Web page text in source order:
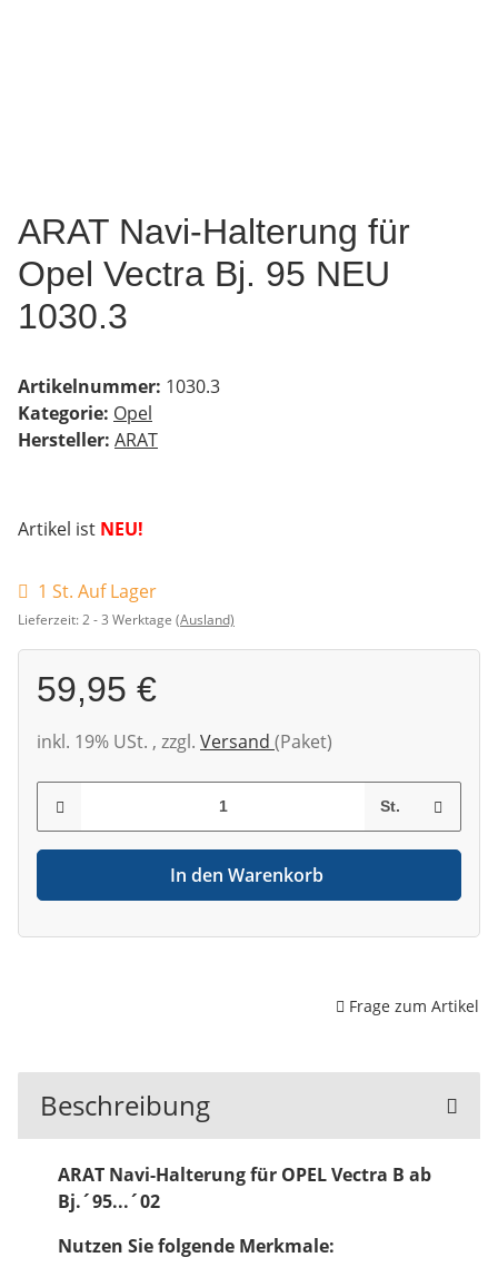
ARAT Navi-Halterung für
Opel Vectra Bj. 95 NEU
1030.3
Artikelnummer: 1030.3
Kategorie: Opel
Hersteller: ARAT
Artikel ist NEU!
1 St. Auf Lager
Lieferzeit:2 - 3 Werktage (Ausland)
59,95 €
inkl. 19% USt. , zzgl. Versand (Paket)
St.
In den Warenkorb
Frage zum Artikel
Beschreibung
ARAT Navi-Halterung für OPEL Vectra B ab
Bj.´95...´02
Nutzen Sie folgende Merkmale: